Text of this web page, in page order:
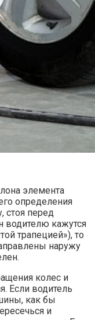
элемента
определения
стоя перед
водителю кажутся
трапецией»), то
наружу
колес и
Если водитель
как бы
и